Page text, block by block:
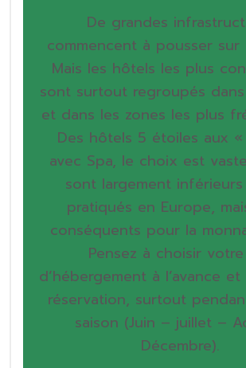
De grandes
commencent à pousser sur
Mais les hôtels les plus
sont surtout regroupés
et dans les zones les plus
Des hôtels 5 étoiles aux
avec Spa, le choix est
sont largement
pratiqués en Europe,
conséquents pour la
Pensez à choisir
d’hébergement à l’avance
réservation, surtout
saison (Juin – juillet –
Décembre).